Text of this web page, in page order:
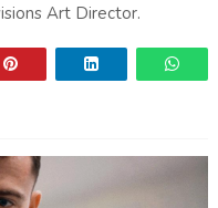
Art Director.